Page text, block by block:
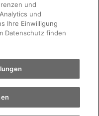
AG
und
und
Ihre Einwilligung
Datenschutz finden